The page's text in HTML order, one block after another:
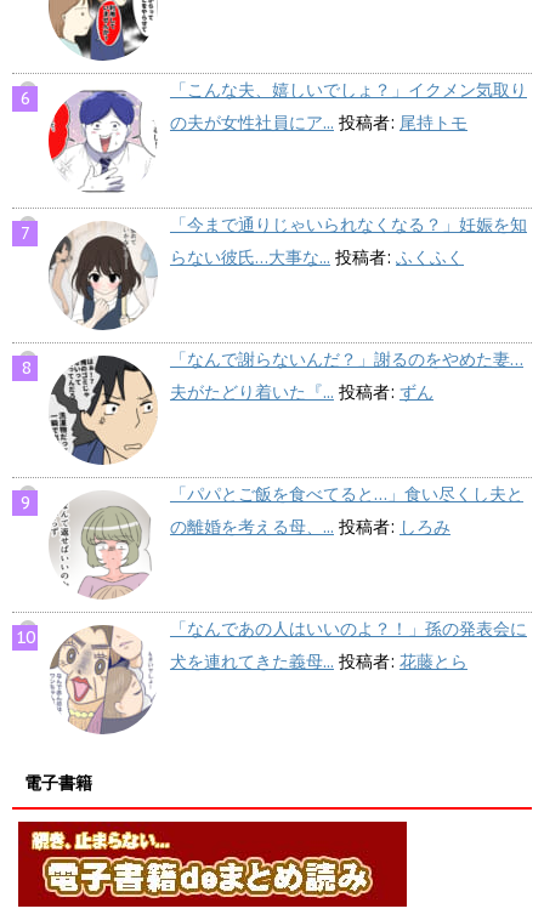
「こんな夫、嬉しいでしょ？」イクメン気取り
の夫が女性社員にア... 投稿者: 尾持トモ
「今まで通りじゃいられなくなる？」妊娠を知
らない彼氏…大事な... 投稿者: ふくふく
「なんで謝らないんだ？」謝るのをやめた妻…
夫がたどり着いた『... 投稿者: ずん
「パパとご飯を食べてると…」食い尽くし夫と
の離婚を考える母、... 投稿者: しろみ
「なんであの人はいいのよ？！」孫の発表会に
犬を連れてきた義母... 投稿者: 花藤とら
電子書籍